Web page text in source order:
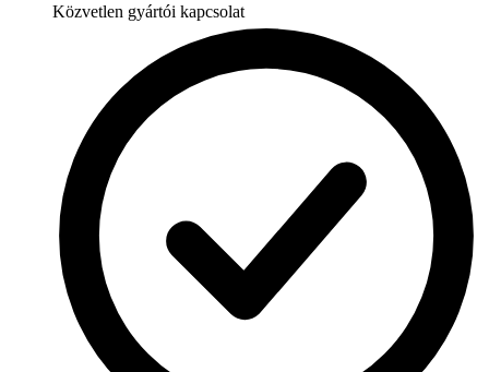
Közvetlen gyártói kapcsolat